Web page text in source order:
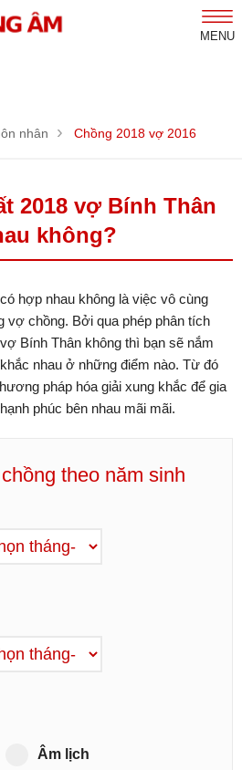
MENU
nhân Chồng 2018 vợ 2016
2018 vợ Bính Thân
không?
hợp nhau không là việc vô cùng
vợ chồng. Bởi qua phép phân tích
Bính Thân không thì bạn sẽ nắm
nhau ở những điểm nào. Từ đó
pháp hóa giải xung khắc để gia
phúc bên nhau mãi mãi.
theo năm sinh
Âm lịch